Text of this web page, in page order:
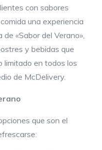
con sabores
una experiencia
«Sabor del Verano»,
y bebidas que
limitado en todos los
de McDelivery.
que son el